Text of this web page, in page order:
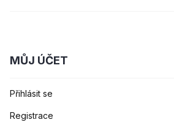
MŮJ ÚČET
Přihlásit se
Registrace